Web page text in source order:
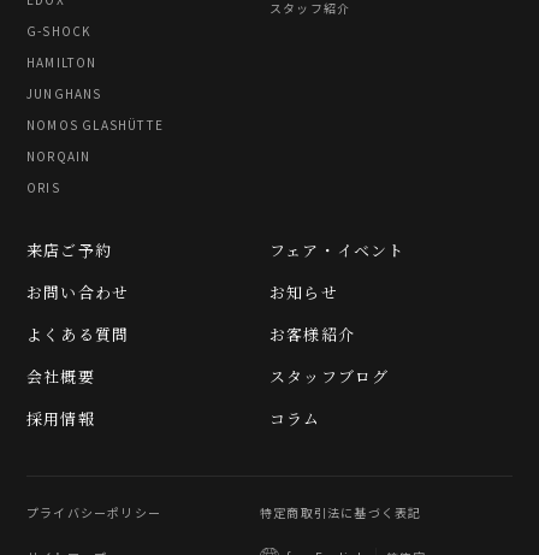
G-SHOCK
HAMILTON
JUNGHANS
NOMOS GLASHÜTTE
NORQAIN
ORIS
スタッフ紹介
フェア・イベント
お知らせ
お客様紹介
スタッフブログ
コラム
来店ご予約
お問い合わせ
よくある質問
会社概要
採用情報
プライバシーポリシー 特定商取引法に基づく表記